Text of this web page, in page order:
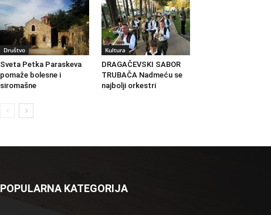
Društvo
Sveta Petka Paraskeva
pomaže bolesne i
siromašne
Kultura
DRAGAČEVSKI SABOR
TRUBAČA Nadmeću se
najbolji orkestri
POPULARNA KATEGORIJA